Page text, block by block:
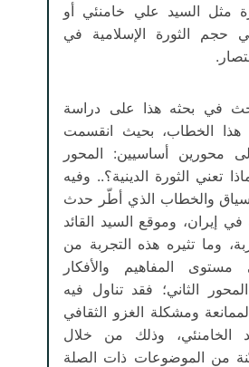
مثل السيد علي خامنئي أو
حجم الثورة الإسلامية في
في بحثه هذا على دراسة
هذا الخطاب، بحيث انقسمت
محورين أساسيين: المحور
تعني الثورة الدينية؟.. وفيه
والخطاب الذي أطّر حدث
في إيران، وموقع السيد القائد
وما تثيره هذه التجربة من
المفاهيم والأفكار
الثاني؛ فقد تناول فيه
ومشكلة الغزو الثقافي
الخامنئي، وذلك من خلال
من الموضوعات ذات الصلة